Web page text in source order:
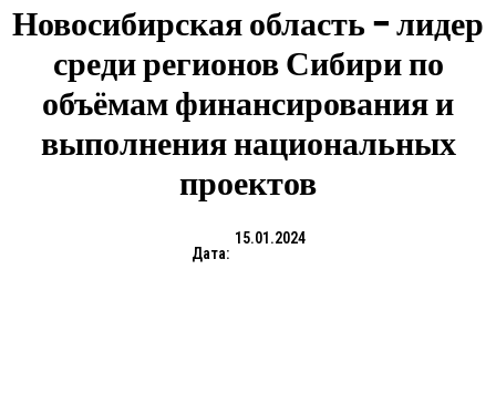
Новосибирская область − лидер
среди регионов Сибири по
объёмам финансирования и
выполнения национальных
проектов
Дата:
15.01.2024